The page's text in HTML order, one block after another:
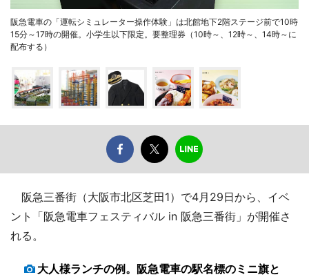
阪急電車の「運転シミュレーター操作体験」は北館地下2階ステージ前で10時
15分～17時の開催。小学生以下限定。要整理券（10時～、12時～、14時～に
配布する）
阪急三番街（大阪市北区芝田1）で4月29日から、イベ
ント「阪急電車フェスティバル in 阪急三番街」が開催さ
れる。
大人様ランチの例。阪急電車の駅名標のミニ旗と